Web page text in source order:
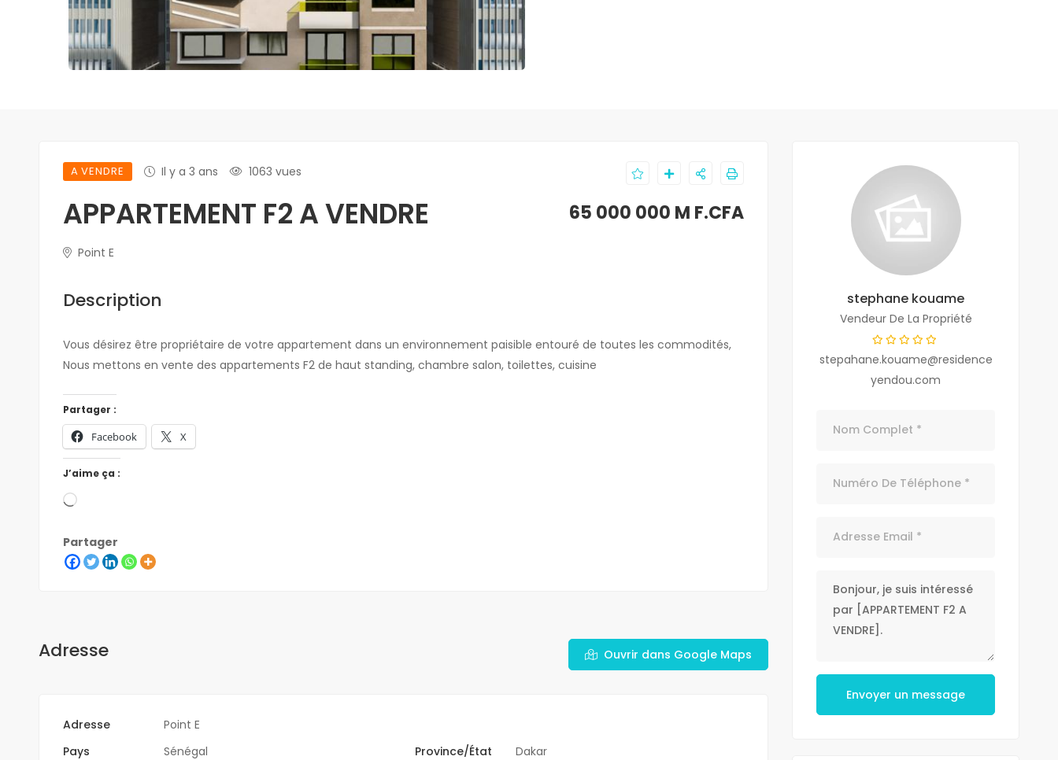
A VENDRE Il y a 3 ans 1063 vues
APPARTEMENT F2 A VENDRE
Point E
65 000 000 M F.CFA
Description
Vous désirez être propriétaire de votre appartement dans un environnement paisible entouré de toutes les commodités,
Nous mettons en vente des appartements F2 de haut standing, chambre salon, toilettes, cuisine
Partager :
Facebook X
J’aime ça :
Partager
Adresse Ouvrir dans Google Maps
Adresse
Point E
Pays
Sénégal Province/État
Dakar
stephane kouame
Vendeur De La Propriété
stepahane.kouame@residence
yendou.com
Envoyer un message